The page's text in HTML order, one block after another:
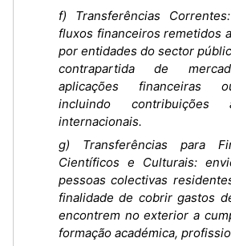
f) Transferências
fluxos financeiros remetidos
por entidades do sector
contrapartida de
aplicações financeiras
incluindo contribuições
internacionais.
g) Transferências para
Científicos e Culturais:
pessoas colectivas
finalidade de cobrir gastos
encontrem no exterior a
formação académica,